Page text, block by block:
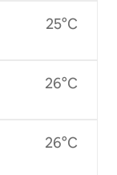
25°C
26°C
26°C